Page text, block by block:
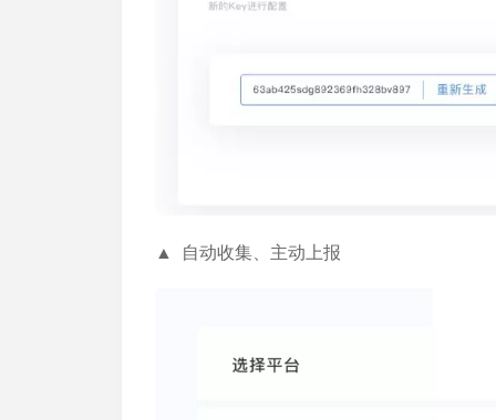
▲ 自动收集、主动上报